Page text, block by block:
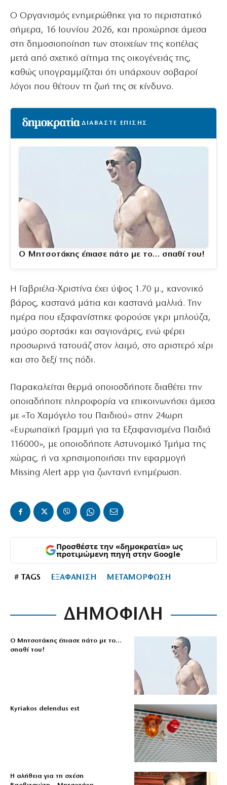
O Οργανισμός ενημερώθηκε για το περιστατικό
σήμερα, 16 Ιουνίου 2026, και προχώρησε άμεσα
στη δημοσιοποίηση των στοιχείων της κοπέλας
μετά από σχετικό αίτημα της οικογένειάς της,
καθώς υπογραμμίζεται ότι υπάρχουν σοβαροί
λόγοι που θέτουν τη ζωή της σε κίνδυνο.
ΔΙΑΒΑΣΤΕ ΕΠΙΣΗΣ
Ο Μητσοτάκης έπιασε πάτο με το… σπαθί του!
Η Γαβριέλα-Χριστίνα έχει ύψος 1.70 μ., κανονικό
βάρος, καστανά μάτια και καστανά μαλλιά. Την
ημέρα που εξαφανίστηκε φορούσε γκρι μπλούζα,
μαύρο σορτσάκι και σαγιονάρες, ενώ φέρει
προσωρινά τατουάζ στον λαιμό, στο αριστερό χέρι
και στο δεξί της πόδι.
Παρακαλείται θερμά οποιοσδήποτε διαθέτει την
οποιαδήποτε πληροφορία να επικοινωνήσει άμεσα
με «Το Χαμόγελο του Παιδιού» στην 24ωρη
«Ευρωπαϊκή Γραμμή για τα Εξαφανισμένα Παιδιά
116000», με οποιοδήποτε Αστυνομικό Τμήμα της
χώρας, ή να χρησιμοποιήσει την εφαρμογή
Missing Alert app για ζωντανή ενημέρωση.
Προσθέστε την «δημοκρατία» ως
προτιμώμενη πηγή στην Google
# TAGS ΕΞΑΦΑΝΙΣΗ ΜΕΤΑΜΟΡΦΩΣΗ
ΔΗΜΟΦΙΛΗ
Ο Μητσοτάκης έπιασε πάτο με το…
σπαθί του!
Kyriakos delendus est
Η αλήθεια για τη σχέση